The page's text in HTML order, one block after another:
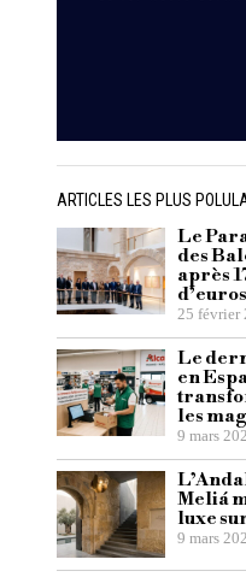
ARTICLES LES PLUS
Le
des
après
25 février
Le
en
les
9 mars
Meliá
luxe
9 mars